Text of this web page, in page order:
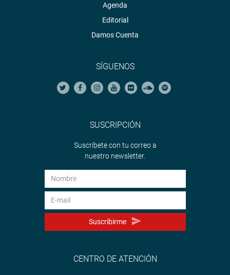
Agenda
Editorial
Damos Cuenta
SÍGUENOS
SUSCRIPCIÓN
Suscríbete con tu correo a
nuestro newsletter.
Suscribirme
CENTRO DE ATENCIÓN